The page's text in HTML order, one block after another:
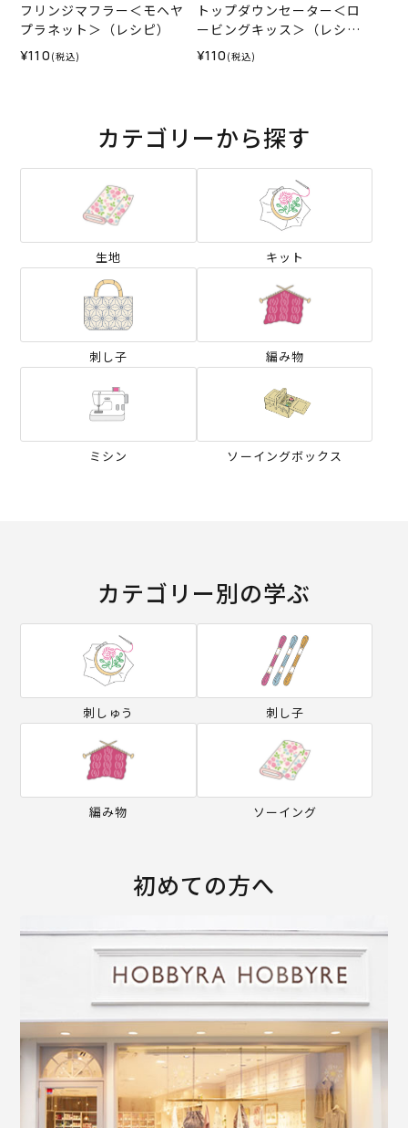
フリンジマフラー＜モヘヤ
プラネット＞（レシピ）
¥110 (税込)
トップダウンセーター＜ロ
ービングキッス＞（レシ
ピ）
¥110 (税込)
カテゴリーから探す
生地 キット
刺し子 編み物
ミシン ソーイングボックス
カテゴリー別の学ぶ
刺しゅう 刺し子
編み物 ソーイング
初めての方へ